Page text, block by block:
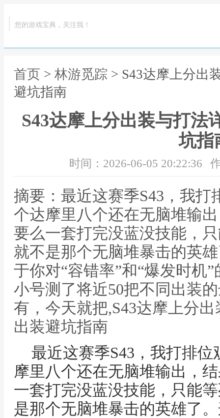
您的游戏宝典，关注我！
首页 > 林游觅踪 > S43达摩上分出
避坑指南
S43达摩上分出装与打法
坑指
时间：2026-06-05 20:22:36
摘要：最近这赛季S43，我
个达摩里八个还在无脑堆输
要么一套打完没蓝没技能，
就不是那个无脑堆暴击的英
于你对“容错率”和“爆发时机
小号测了将近50把不同出装
有，今天就把,S43达摩上分
出装避坑指南
最近这赛季S43，我打排
摩里八个还在无脑堆输出，
一套打完没蓝没技能，只能
是那个无脑堆暴击的英雄了